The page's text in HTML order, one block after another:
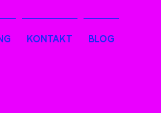
KONTAKT BLOG